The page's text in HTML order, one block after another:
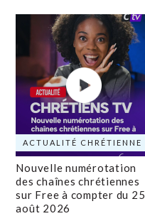
ACTUALITÉ CHRÉTIENNE
Nouvelle numérotation
des chaînes chrétiennes
sur Free à compter du 25
août 2026